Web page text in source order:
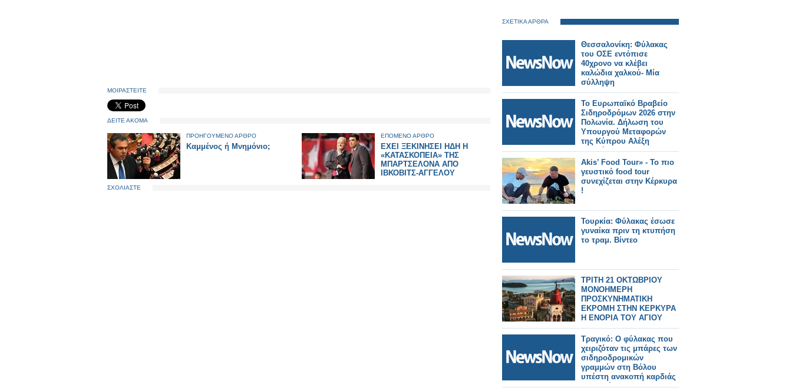
ΜΟΙΡΑΣΤΕΙΤΕ
ΔΕΙΤΕ ΑΚΟΜΑ
ΠΡΟΗΓΟΥΜΕΝΟ ΑΡΘΡΟ
Καμμένος ή Μνημόνιο;
ΕΠΟΜΕΝΟ ΑΡΘΡΟ
ΕΧΕΙ ΞΕΚΙΝΗΣΕΙ ΗΔΗ Η
«ΚΑΤΑΣΚΟΠΕΙΑ» ΤΗΣ
ΜΠΑΡΤΣΕΛΟΝΑ ΑΠΟ
ΙΒΚΟΒΙΤΣ-ΑΓΓΕΛΟΥ
ΣΧΟΛΙΑΣΤΕ
ΣΧΕΤΙΚΑ ΑΡΘΡΑ
Θεσσαλονίκη: Φύλακας
του ΟΣΕ εντόπισε
40χρονο να κλέβει
καλώδια χαλκού- Μία
σύλληψη
Το Ευρωπαϊκό Βραβείο
Σιδηροδρόμων 2026 στην
Πολωνία. Δήλωση του
Υπουργού Μεταφορών
της Κύπρου Αλέξη
Βαφαέδη
Akis’ Food Tour» - Το πιο
γευστικό food tour
συνεχίζεται στην Κέρκυρα
!
Τουρκία: Φύλακας έσωσε
γυναίκα πριν τη κτυπήση
το τραμ. Βίντεο
ΤΡΙΤΗ 21 ΟΚΤΩΒΡΙΟΥ
ΜΟΝΟΗΜΕΡΗ
ΠΡΟΣΚΥΝΗΜΑΤΙΚΗ
ΕΚΡΟΜΗ ΣΤΗΝ ΚΕΡΚΥΡΑ
Η ΕΝΟΡΙΑ ΤΟΥ ΑΓΙΟΥ
ΑΘΑΝΑΣΙΟΥ ΚΑΤΟΥΝΑΣ
Τραγικό: Ο φύλακας που
χειριζόταν τις μπάρες των
σιδηροδρομικών
γραμμών στη Βόλου
υπέστη ανακοπή καρδιάς
και ξεψύχησε